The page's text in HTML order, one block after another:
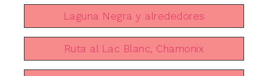
Laguna Negra y alrededores
Ruta al Lac Blanc, Chamonix